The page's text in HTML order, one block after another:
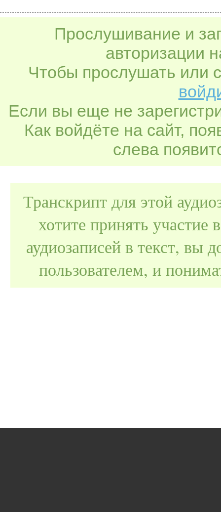
Прослушивание и
авторизации
Чтобы прослушать или
Если вы еще не
Как войдёте на сайт,
слева
Транскрипт для этой
хотите принять
аудиозаписей в текст, вы
пользователем, и